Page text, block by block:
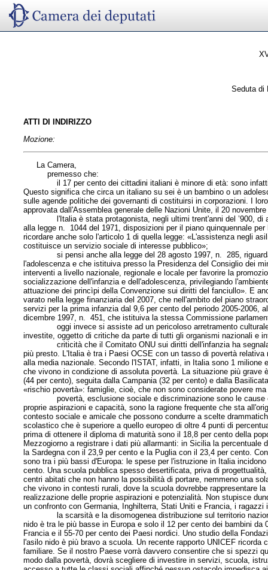
Seduta di
ATTI DI INDIRIZZO
Mozione:
La Camera,
premesso che:
il 17 per cento dei cittadini italiani è minore di età: sono infatti
Questo significa che circa un italiano su sei è un bambino o un
sulle agende politiche dei governanti di costituirsi in corporazioni. I
approvata dall'Assemblea generale delle Nazioni Unite, il 20
l'Italia è stata protagonista, negli ultimi trent'anni del ’900, di
alla legge n. 1044 del 1971, disposizioni per il piano quinquennale
ricordare anche solo l'articolo 1 di quella legge: «L'assistenza negli
costituisce un servizio sociale di interesse pubblico»;
si pensi anche alla legge del 28 agosto 1997, n. 285,
l'adolescenza e che istituiva presso la Presidenza del Consiglio dei
interventi a livello nazionale, regionale e locale per favorire la
socializzazione dell'infanzia e dell'adolescenza, privilegiando
attuazione dei princìpi della Convenzione sui diritti del fanciullo». E
varato nella legge finanziaria del 2007, che nell'ambito del piano
servizi per la prima infanzia dal 9,6 per cento del periodo 2005-2006,
dicembre 1997, n. 451, che istituiva la stessa Commissione
oggi invece si assiste ad un pericoloso arretramento culturale,
investite, oggetto di critiche da parte di tutti gli organismi nazionali e
criticità che il Comitato ONU sui diritti dell'infanzia ha segnalato
più presto. L'Italia è tra i Paesi OCSE con un tasso di povertà
alla media nazionale. Secondo l'ISTAT, infatti, in Italia sono 1
che vivono in condizione di assoluta povertà. La situazione più
(44 per cento), seguita dalla Campania (32 per cento) e dalla
«rischio povertà»: famiglie, cioè, che non sono considerate povere
povertà, esclusione sociale e discriminazione sono le cause
proprie aspirazioni e capacità, sono la ragione frequente che sta
contesto sociale e amicale che possono condurre a scelte
scolastico che è superiore a quello europeo di oltre 4 punti di
prima di ottenere il diploma di maturità sono il 18,8 per cento della
Mezzogiorno a registrare i dati più allarmanti: in Sicilia la
la Sardegna con il 23,9 per cento e la Puglia con il 23,4 per cento.
sono tra i più bassi d'Europa: le spese per l'istruzione in Italia
cento. Una scuola pubblica spesso desertificata, priva di
centri abitati che non hanno la possibilità di portare, nemmeno una
che vivono in contesti rurali, dove la scuola dovrebbe rappresentare
realizzazione delle proprie aspirazioni e potenzialità. Non stupisce
un confronto con Germania, Inghilterra, Stati Uniti e Francia, i
la scarsità e la disomogenea distribuzione sul territorio
nido è tra le più basse in Europa e solo il 12 per cento dei bambini
Francia e il 55-70 per cento dei Paesi nordici. Uno studio della
l'asilo nido è più bravo a scuola. Un recente rapporto UNICEF
familiare. Se il nostro Paese vorrà davvero consentire che si spezzi
modo dalla povertà, dovrà scegliere di investire in servizi, scuola,